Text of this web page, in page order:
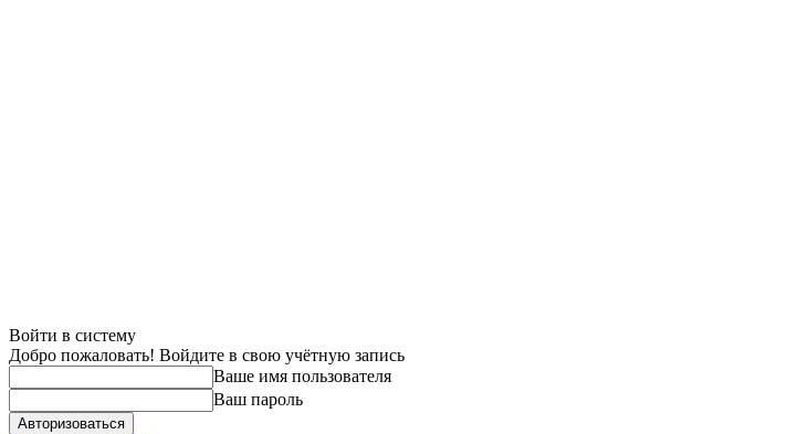
Войти в систему
Добро пожаловать! Войдите в свою учётную запись
Ваше имя пользователя
Ваш пароль